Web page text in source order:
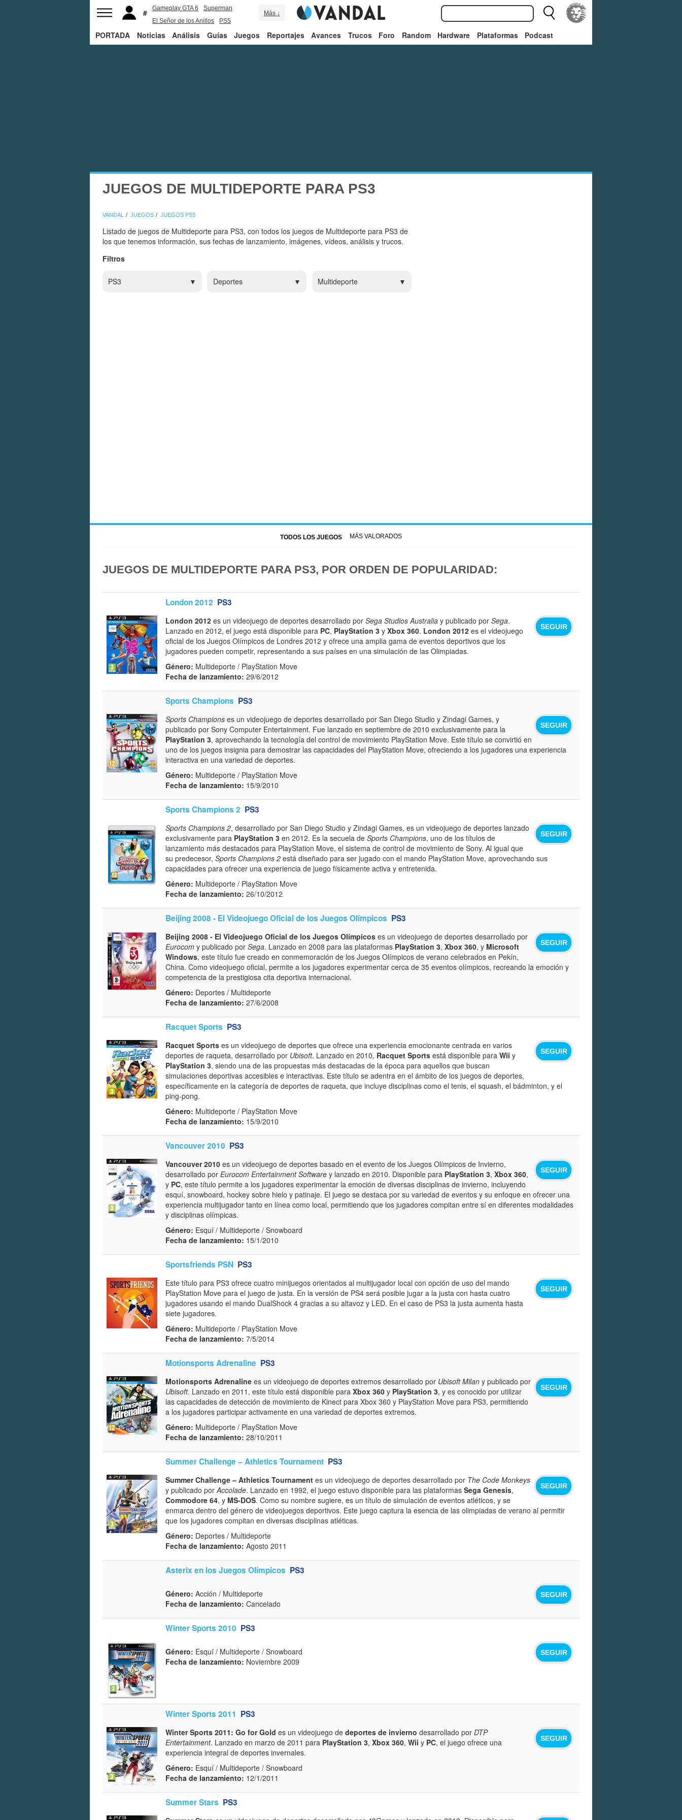
Gameplay GTA 6
Superman
El Señor de los Anillos
PS5
Más ↓
PORTADA Noticias Análisis Guías Juegos Reportajes Avances Trucos Foro Random Hardware Plataformas Podcast
JUEGOS DE MULTIDEPORTE PARA PS3
VANDAL JUEGOS JUEGOS PS3
Listado de juegos de Multideporte para PS3, con todos los juegos de Multideporte para PS3 de
los que tenemos información, sus fechas de lanzamiento, imágenes, vídeos, análisis y trucos.
Filtros
PS3 Deportes Multideporte
TODOS LOS JUEGOS MÁS VALORADOS
JUEGOS DE MULTIDEPORTE PARA PS3, POR ORDEN DE POPULARIDAD:
London 2012 PS3
SEGUIR
London 2012 es un videojuego de deportes desarrollado por Sega Studios Australia y publicado por Sega.
Lanzado en 2012, el juego está disponible para PC, PlayStation 3 y Xbox 360. London 2012 es el videojuego
oficial de los Juegos Olímpicos de Londres 2012 y ofrece una amplia gama de eventos deportivos que los
jugadores pueden competir, representando a sus países en una simulación de las Olimpiadas.
Género: Multideporte / PlayStation Move
Fecha de lanzamiento: 29/6/2012
Sports Champions PS3
SEGUIR
Sports Champions es un videojuego de deportes desarrollado por San Diego Studio y Zindagi Games, y
publicado por Sony Computer Entertainment. Fue lanzado en septiembre de 2010 exclusivamente para la
PlayStation 3, aprovechando la tecnología del control de movimiento PlayStation Move. Este título se convirtió en
uno de los juegos insignia para demostrar las capacidades del PlayStation Move, ofreciendo a los jugadores una experiencia
interactiva en una variedad de deportes.
Género: Multideporte / PlayStation Move
Fecha de lanzamiento: 15/9/2010
Sports Champions 2 PS3
SEGUIR
Sports Champions 2, desarrollado por San Diego Studio y Zindagi Games, es un videojuego de deportes lanzado
exclusivamente para PlayStation 3 en 2012. Es la secuela de Sports Champions, uno de los títulos de
lanzamiento más destacados para PlayStation Move, el sistema de control de movimiento de Sony. Al igual que
su predecesor, Sports Champions 2 está diseñado para ser jugado con el mando PlayStation Move, aprovechando sus
capacidades para ofrecer una experiencia de juego físicamente activa y entretenida.
Género: Multideporte / PlayStation Move
Fecha de lanzamiento: 26/10/2012
Beijing 2008 - El Videojuego Oficial de los Juegos Olímpicos PS3
SEGUIR
Beijing 2008 - El Videojuego Oficial de los Juegos Olímpicos es un videojuego de deportes desarrollado por
Eurocom y publicado por Sega. Lanzado en 2008 para las plataformas PlayStation 3, Xbox 360, y Microsoft
Windows, este título fue creado en conmemoración de los Juegos Olímpicos de verano celebrados en Pekín,
China. Como videojuego oficial, permite a los jugadores experimentar cerca de 35 eventos olímpicos, recreando la emoción y
competencia de la prestigiosa cita deportiva internacional.
Género: Deportes / Multideporte
Fecha de lanzamiento: 27/6/2008
Racquet Sports PS3
SEGUIR
Racquet Sports es un videojuego de deportes que ofrece una experiencia emocionante centrada en varios
deportes de raqueta, desarrollado por Ubisoft. Lanzado en 2010, Racquet Sports está disponible para Wii y
PlayStation 3, siendo una de las propuestas más destacadas de la época para aquellos que buscan
simulaciones deportivas accesibles e interactivas. Este título se adentra en el ámbito de los juegos de deportes,
específicamente en la categoría de deportes de raqueta, que incluye disciplinas como el tenis, el squash, el bádminton, y el
ping-pong.
Género: Multideporte / PlayStation Move
Fecha de lanzamiento: 15/9/2010
Vancouver 2010 PS3
SEGUIR
Vancouver 2010 es un videojuego de deportes basado en el evento de los Juegos Olímpicos de Invierno,
desarrollado por Eurocom Entertainment Software y lanzado en 2010. Disponible para PlayStation 3, Xbox 360,
y PC, este título permite a los jugadores experimentar la emoción de diversas disciplinas de invierno, incluyendo
esquí, snowboard, hockey sobre hielo y patinaje. El juego se destaca por su variedad de eventos y su enfoque en ofrecer una
experiencia multijugador tanto en línea como local, permitiendo que los jugadores compitan entre sí en diferentes modalidades
y disciplinas olímpicas.
Género: Esquí / Multideporte / Snowboard
Fecha de lanzamiento: 15/1/2010
Sportsfriends PSN PS3
SEGUIR
Este título para PS3 ofrece cuatro minijuegos orientados al multijugador local con opción de uso del mando
PlayStation Move para el juego de justa. En la versión de PS4 será posible jugar a la justa con hasta cuatro
jugadores usando el mando DualShock 4 gracias a su altavoz y LED. En el caso de PS3 la justa aumenta hasta
siete jugadores.
Género: Multideporte / PlayStation Move
Fecha de lanzamiento: 7/5/2014
Motionsports Adrenaline PS3
SEGUIR
Motionsports Adrenaline es un videojuego de deportes extremos desarrollado por Ubisoft Milan y publicado por
Ubisoft. Lanzado en 2011, este título está disponible para Xbox 360 y PlayStation 3, y es conocido por utilizar
las capacidades de detección de movimiento de Kinect para Xbox 360 y PlayStation Move para PS3, permitiendo
a los jugadores participar activamente en una variedad de deportes extremos.
Género: Multideporte / PlayStation Move
Fecha de lanzamiento: 28/10/2011
Summer Challenge – Athletics Tournament PS3
SEGUIR
Summer Challenge – Athletics Tournament es un videojuego de deportes desarrollado por The Code Monkeys
y publicado por Accolade. Lanzado en 1992, el juego estuvo disponible para las plataformas Sega Genesis,
Commodore 64, y MS-DOS. Como su nombre sugiere, es un título de simulación de eventos atléticos, y se
enmarca dentro del género de videojuegos deportivos. Este juego captura la esencia de las olimpiadas de verano al permitir
que los jugadores compitan en diversas disciplinas atléticas.
Género: Deportes / Multideporte
Fecha de lanzamiento: Agosto 2011
Asterix en los Juegos Olímpicos PS3
SEGUIR
Género: Acción / Multideporte
Fecha de lanzamiento: Cancelado
Winter Sports 2010 PS3
SEGUIR
Género: Esquí / Multideporte / Snowboard
Fecha de lanzamiento: Noviembre 2009
Winter Sports 2011 PS3
SEGUIR
Winter Sports 2011: Go for Gold es un videojuego de deportes de invierno desarrollado por DTP
Entertainment. Lanzado en marzo de 2011 para PlayStation 3, Xbox 360, Wii y PC, el juego ofrece una
experiencia integral de deportes invernales.
Género: Esquí / Multideporte / Snowboard
Fecha de lanzamiento: 12/1/2011
Summer Stars PS3